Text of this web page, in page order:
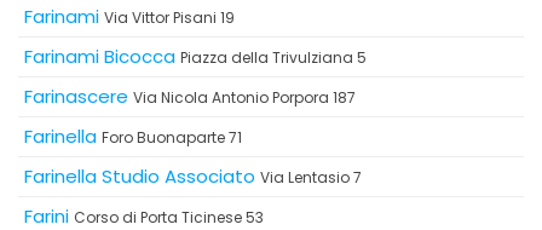
Farinami Via Vittor Pisani 19
Farinami Bicocca Piazza della Trivulziana 5
Farinascere Via Nicola Antonio Porpora 187
Farinella Foro Buonaparte 71
Farinella Studio Associato Via Lentasio 7
Farini Corso di Porta Ticinese 53